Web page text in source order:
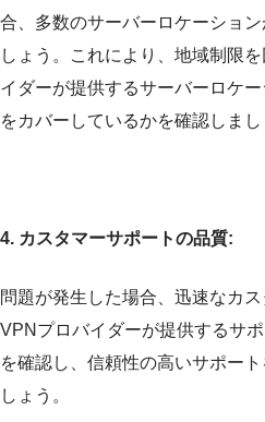
合、多数のサーバーロケーショ
しょう。これにより、地域制限
イダーが提供するサーバーロケ
をカバーしているかを確認しまし
4. カスタマーサポートの品質:
問題が発生した場合、迅速なカ
VPNプロバイダーが提供するサ
を確認し、信頼性の高いサポー
しょう。